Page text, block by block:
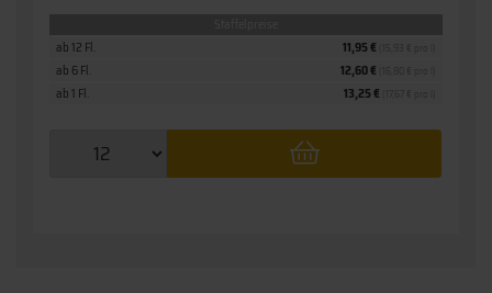
ab 1 Fl. 13,25 €
ab 6 Fl. 12,60 €
ab 12 Fl. 11,95 €